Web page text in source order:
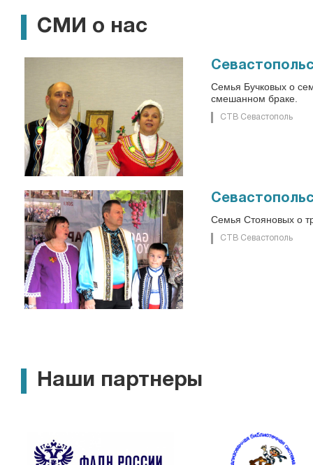
СМИ о нас
Семья Бучковых о
смешанном браке.
СТВ Севастополь
Семья Стояновых о
СТВ Севастополь
Наши партнеры